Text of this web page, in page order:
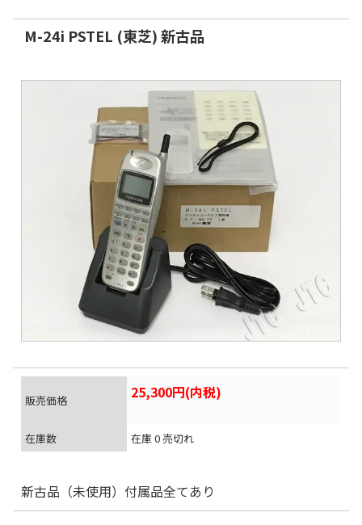
M-24i PSTEL (東芝) 新古品
販売価格 25,300円(内税)
在庫数 在庫 0 売切れ
新古品（未使用）付属品全てあり